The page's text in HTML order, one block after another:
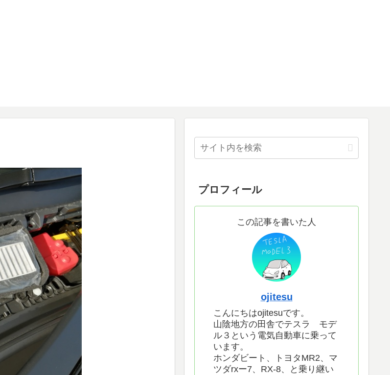
プロフィール
この記事を書いた人
ojitesu
こんにちはojitesuです。
山陰地方の田舎でテスラ モデ
ル３という電気自動車に乗って
います。
ホンダビート、トヨタMR2、マ
ツダrxー7、RX-8、と乗り継い